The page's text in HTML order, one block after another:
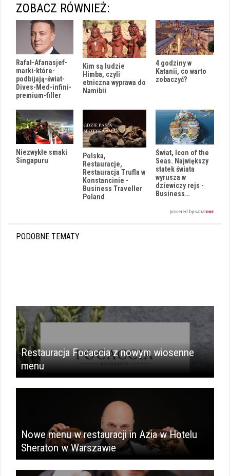
ZOBACZ RÓWNIEŻ:
Rafał-Afanasjef-
marki-które-
podbijają-świat-
Dives-Med-infini-
premium-filler
Kim są ludzie
Himba, czyli
etniczna wyprawa do
Namibii
4 godziny w
Katanii, co warto
zobaczyć?
Niezwykłe smaki
Singapuru
Polska,
Restauracje,
Restauracja Trufla w
Konstancinie -
Business Traveller
Poland
Świat, Icon of the
Seas. Największy
statek świata
wyrusza w
dziewiczy rejs -
Business…
PODOBNE TEMATY
Restauracja Focaccia z nowym wiosenne
menu
Nowe menu w restauracji in Azia w Hotelu
Sheraton w Warszawie